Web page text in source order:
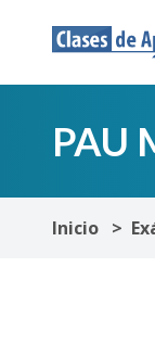
PAU
Inicio